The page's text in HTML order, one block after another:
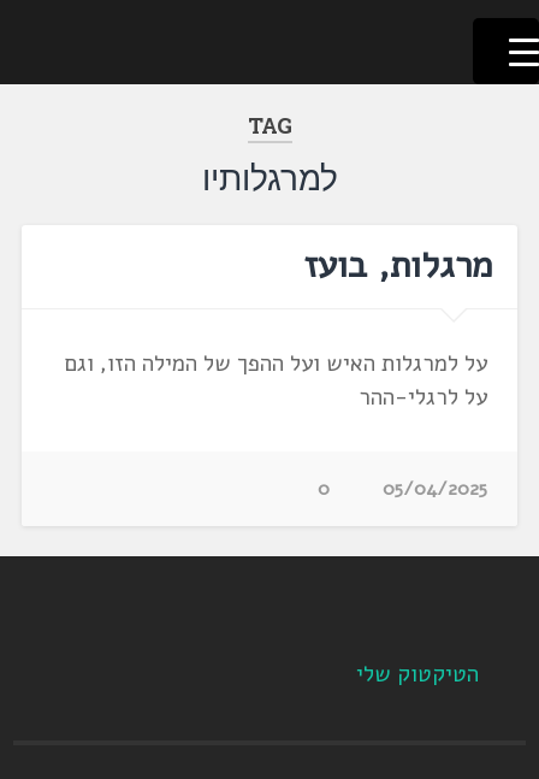
דלג
לתוכן
לשוניאדה
עברית. לשון. שפה
TAG
למרגלותיו
מרגלות, בועז
על למרגלות האיש ועל ההפך של המילה הזו, וגם
על לרגלי-ההר
05/04/2025
0
הטיקטוק שלי